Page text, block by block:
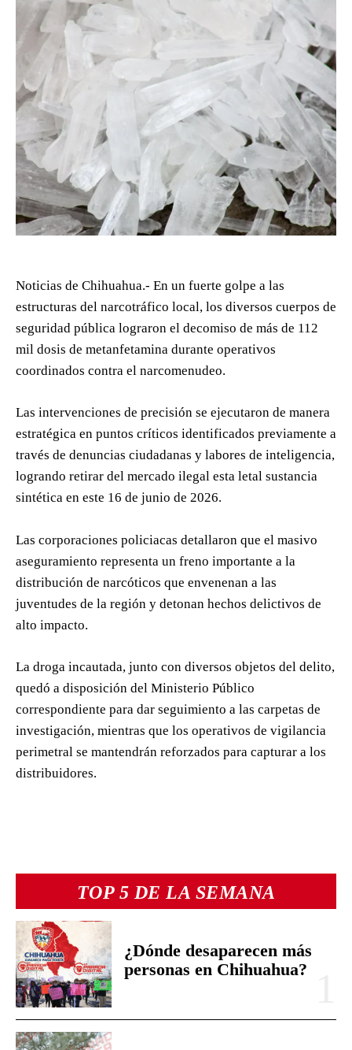
TOP 5 DE LA SEMANA
¿Dónde desaparecen más
personas en Chihuahua?
Noticias de Chihuahua.- En un fuerte golpe a las
estructuras del narcotráfico local, los diversos cuerpos de
seguridad pública lograron el decomiso de más de 112
mil dosis de metanfetamina durante operativos
coordinados contra el narcomenudeo.
Las intervenciones de precisión se ejecutaron de manera
estratégica en puntos críticos identificados previamente a
través de denuncias ciudadanas y labores de inteligencia,
logrando retirar del mercado ilegal esta letal sustancia
sintética en este 16 de junio de 2026.
Las corporaciones policiacas detallaron que el masivo
aseguramiento representa un freno importante a la
distribución de narcóticos que envenenan a las
juventudes de la región y detonan hechos delictivos de
alto impacto.
La droga incautada, junto con diversos objetos del delito,
quedó a disposición del Ministerio Público
correspondiente para dar seguimiento a las carpetas de
investigación, mientras que los operativos de vigilancia
perimetral se mantendrán reforzados para capturar a los
distribuidores.